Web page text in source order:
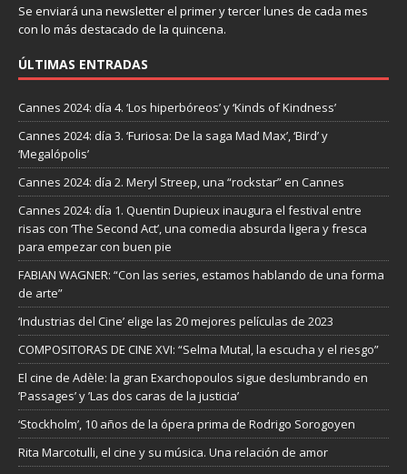
Se enviará una newsletter el primer y tercer lunes de cada mes
con lo más destacado de la quincena.
ÚLTIMAS ENTRADAS
Cannes 2024: día 4. ‘Los hiperbóreos’ y ‘Kinds of Kindness’
Cannes 2024: día 3. ‘Furiosa: De la saga Mad Max’, ‘Bird’ y
‘Megalópolis’
Cannes 2024: día 2. Meryl Streep, una “rockstar” en Cannes
Cannes 2024: día 1. Quentin Dupieux inaugura el festival entre
risas con ‘The Second Act’, una comedia absurda ligera y fresca
para empezar con buen pie
FABIAN WAGNER: “Con las series, estamos hablando de una forma
de arte”
‘Industrias del Cine’ elige las 20 mejores películas de 2023
COMPOSITORAS DE CINE XVI: “Selma Mutal, la escucha y el riesgo”
El cine de Adèle: la gran Exarchopoulos sigue deslumbrando en
’Passages’ y ’Las dos caras de la justicia’
‘Stockholm’, 10 años de la ópera prima de Rodrigo Sorogoyen
Rita Marcotulli, el cine y su música. Una relación de amor